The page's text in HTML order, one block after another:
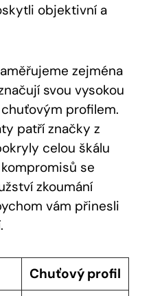
objektivní a
zejména
svou vysokou
profilem.
patří značky z
celou škálu
se
zkoumání
vám přinesli
Chuťový profil